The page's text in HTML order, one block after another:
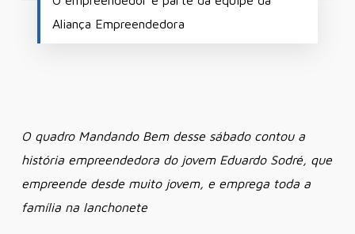
Aliança Empreendedora
O quadro Mandando Bem desse sábado contou a
história empreendedora do jovem Eduardo Sodré, que
empreende desde muito jovem, e emprega toda a
família na lanchonete